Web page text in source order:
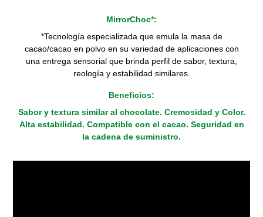
MirrorChoc*:
*Tecnología especializada que emula la masa de
cacao/cacao en polvo en su variedad de aplicaciones con
una entrega sensorial que brinda perfil de sabor, textura,
reología y estabilidad similares.
Beneficios:
Sabor y textura similar al chocolate. Cremosidad y Color.
Alta estabilidad. Compatible con el cacao. Seguridad en
la cadena de suministro.